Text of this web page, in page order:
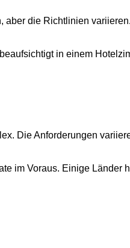
die Richtlinien
in einem
Die Anforderungen
im Voraus. Einige Länder